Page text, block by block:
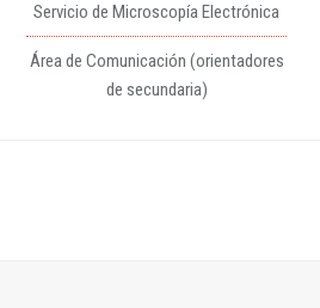
Servicio de Microscopía Electrónica
Área de Comunicación (orientadores
de secundaria)